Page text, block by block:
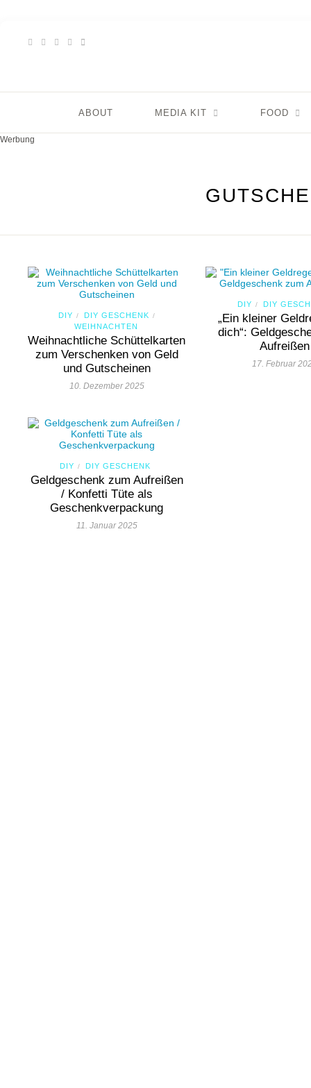
ABOUT MEDIA KIT FOOD
Werbung
DIY / DIY GESCHENK /
WEIHNACHTEN
Weihnachtliche Schüttelkarten
zum Verschenken von Geld
und Gutscheinen
10. Dezember 2025
DIY / DIY
„Ein kleiner
dich“:
Aufreißen
17. Februar
DIY / DIY GESCHENK
Geldgeschenk zum Aufreißen
/ Konfetti Tüte als
Geschenkverpackung
11. Januar 2025